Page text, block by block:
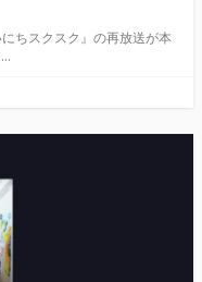
ちスクスク』の再放送が本